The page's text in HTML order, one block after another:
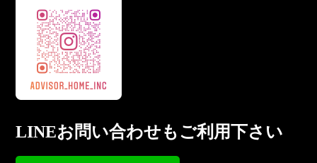
LINEお問い合わせもご利用下さい